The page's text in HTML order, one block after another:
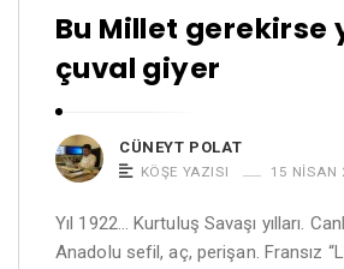
Bu Millet gerekirse
çuval giyer
CÜNEYT POLAT
KÖŞE YAZISI 15 NISAN
Yıl 1922… Kurtuluş Savaşı yılları.
Anadolu sefil, aç, perişan. Fransız